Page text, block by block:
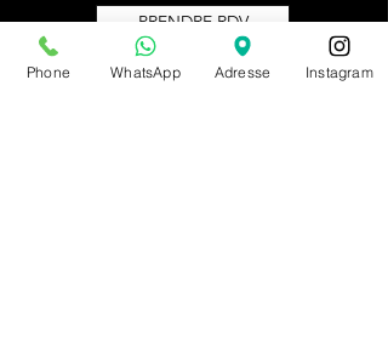
PRENDRE RDV
Phone WhatsApp Adresse Instagram